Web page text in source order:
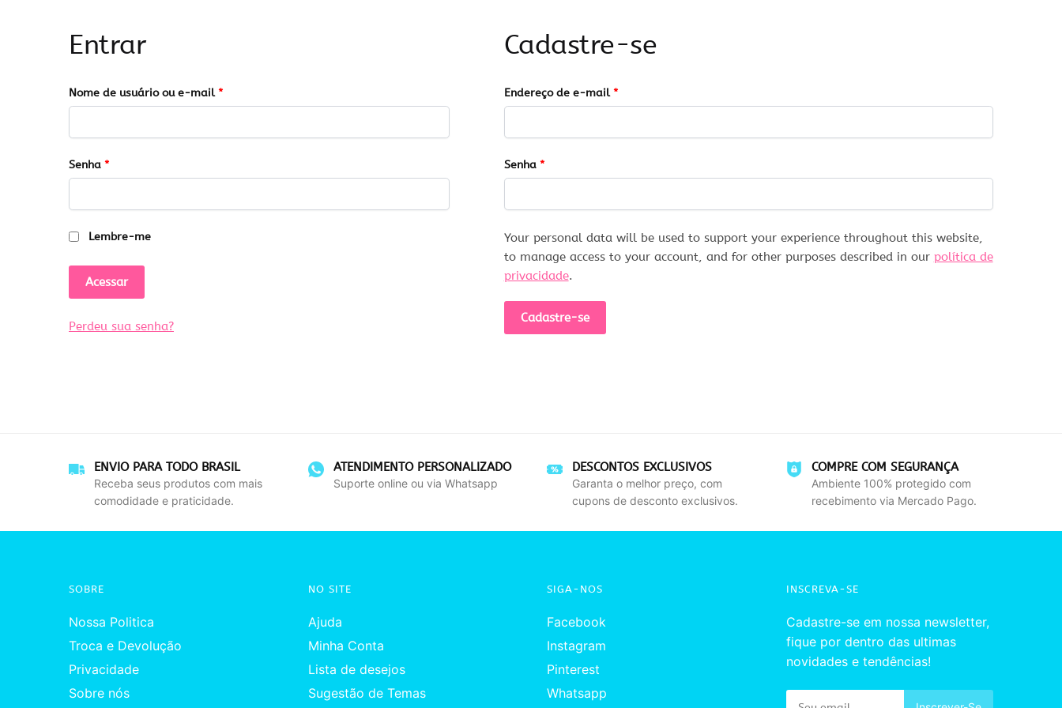
Entrar
Nome de usuário ou e-mail*Obrigatório
Senha *Obrigatório
Lembre-me
Acessar
Perdeu sua senha?
Cadastre-se
Endereço de e-mail*Obrigatório
Senha *Obrigatório
Your personal data will be used to support your experience throughout this website,
to manage access to your account, and for other purposes described in our política de
privacidade.
Cadastre-se
ENVIO PARA TODO BRASIL
Receba seus produtos com mais
comodidade e praticidade.
ATENDIMENTO PERSONALIZADO
Suporte online ou via Whatsapp
DESCONTOS EXCLUSIVOS
Garanta o melhor preço, com
cupons de desconto exclusivos.
COMPRE COM SEGURANÇA
Ambiente 100% protegido com
recebimento via Mercado Pago.
SOBRE
Nossa Politica
Troca e Devolução
Privacidade
Sobre nós
NO SITE
Ajuda
Minha Conta
Lista de desejos
Sugestão de Temas
SIGA-NOS
Facebook
Instagram
Pinterest
Whatsapp
INSCREVA-SE
Cadastre-se em nossa newsletter,
fique por dentro das ultimas
novidades e tendências!